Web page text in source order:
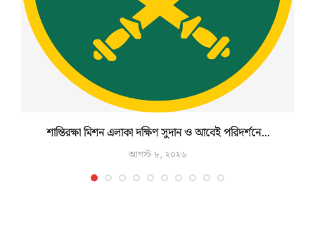
শান্তিরক্ষা মিশন এলাকা দক্ষিণ সুদান ও আবেই পরিদর্শনে...
আগস্ট ৮, ২০২৬